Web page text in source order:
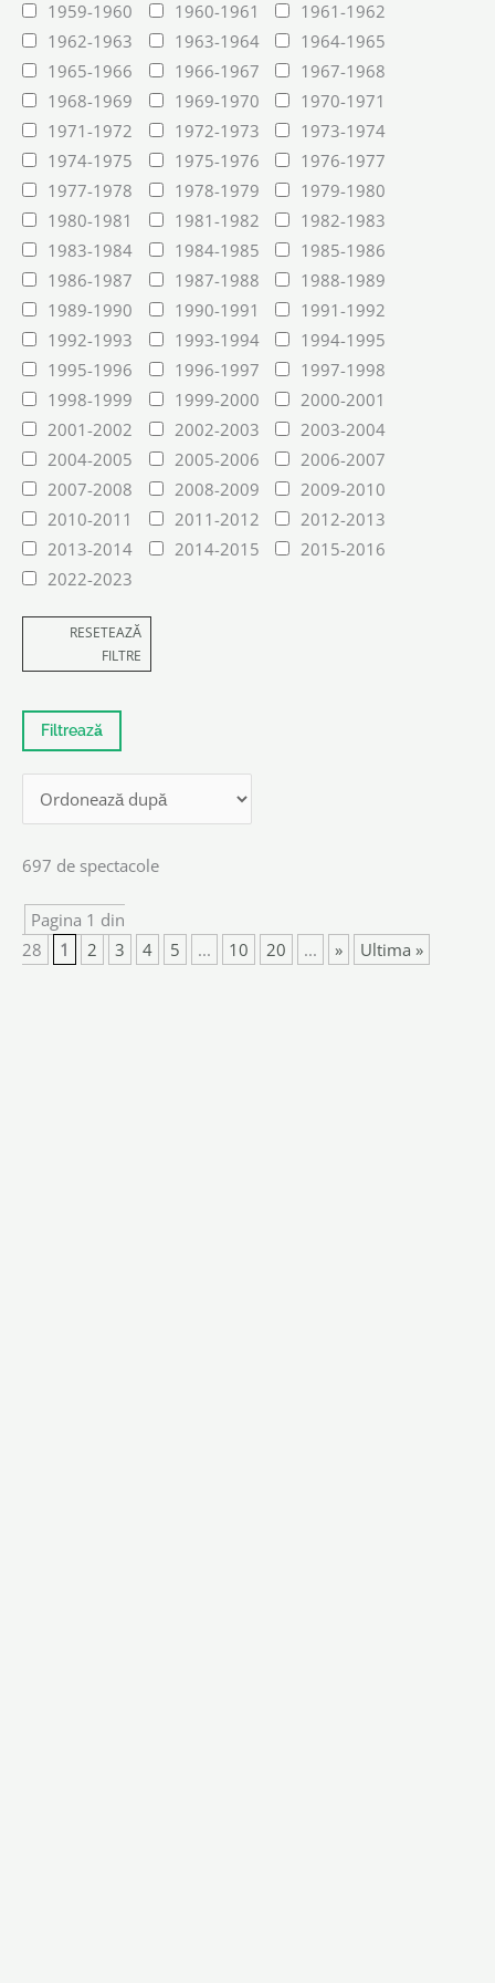
1959-1960
1960-1961
1961-1962
1962-1963
1963-1964
1964-1965
1965-1966
1966-1967
1967-1968
1968-1969
1969-1970
1970-1971
1971-1972
1972-1973
1973-1974
1974-1975
1975-1976
1976-1977
1977-1978
1978-1979
1979-1980
1980-1981
1981-1982
1982-1983
1983-1984
1984-1985
1985-1986
1986-1987
1987-1988
1988-1989
1989-1990
1990-1991
1991-1992
1992-1993
1993-1994
1994-1995
1995-1996
1996-1997
1997-1998
1998-1999
1999-2000
2000-2001
2001-2002
2002-2003
2003-2004
2004-2005
2005-2006
2006-2007
2007-2008
2008-2009
2009-2010
2010-2011
2011-2012
2012-2013
2013-2014
2014-2015
2015-2016
2022-2023
RESETEAZĂ
FILTRE
697 de spectacole
Pagina 1 din
28
1 2 3 4 5 ... 10 20 ... » Ultima »